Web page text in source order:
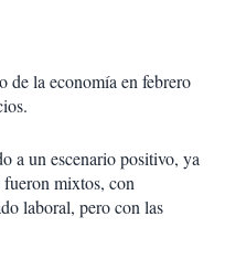
de la economía en febrero
a un escenario positivo, ya
fueron mixtos, con
laboral, pero con las